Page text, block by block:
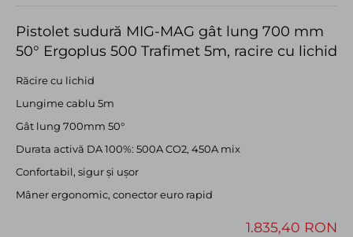
Pistolet sudură MIG-MAG gât lung 700 mm
50° Ergoplus 500 Trafimet 5m, racire cu lichid
Răcire cu lichid
Lungime cablu 5m
Gât lung 700mm 50°
Durata activă DA 100%: 500A CO2, 450A mix
Confortabil, sigur și ușor
Mâner ergonomic, conector euro rapid
1.835,40 RON